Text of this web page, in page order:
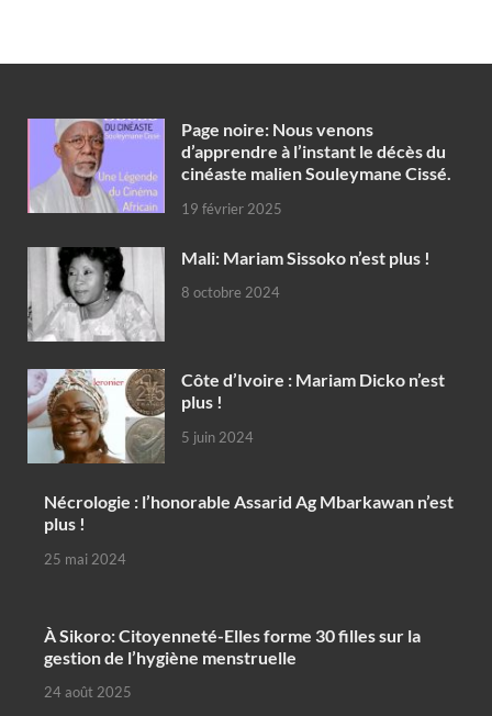
Page noire: Nous venons
d’apprendre à l’instant le décès du
cinéaste malien Souleymane Cissé.
19 février 2025
Mali: Mariam Sissoko n’est plus !
8 octobre 2024
Côte d’Ivoire : Mariam Dicko n’est
plus !
5 juin 2024
Nécrologie : l’honorable Assarid Ag Mbarkawan n’est
plus !
25 mai 2024
À Sikoro: Citoyenneté-Elles forme 30 filles sur la
gestion de l’hygiène menstruelle
24 août 2025